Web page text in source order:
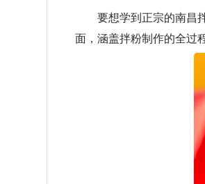
要想学到正宗的南昌拌
面，涵盖拌粉制作的全过